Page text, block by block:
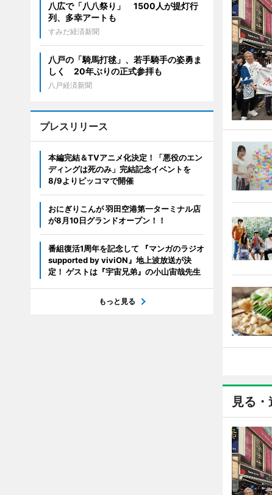
見る・
八広で「八八祭り」 1500人が提灯行
列、多幸アートも
すみだ経済新聞
八戸の「騎馬打毬」、若手騎手の姿勇ま
しく 20年ぶりの正式参拝も
八戸経済新聞
プレスリリース
本編完結＆TVアニメ化決定！「悪役のエン
ディングは死のみ」完結記念イベントを
8/9よりピッコマで開催
おにぎりこんが 羽田空港第一ターミナル店
が8月10日グランドオープン！！
番組復活1周年を記念して 『マンガのラジオ
supported by viviON』地上波放送が決
定！ ゲストは『宇宙兄弟』の小山宙哉先生
もっと見る